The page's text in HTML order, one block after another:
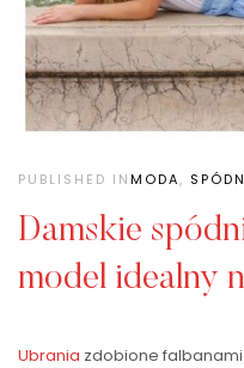
PUBLISHED INMODA,
Damskie
model idealny
Ubrania zdobione